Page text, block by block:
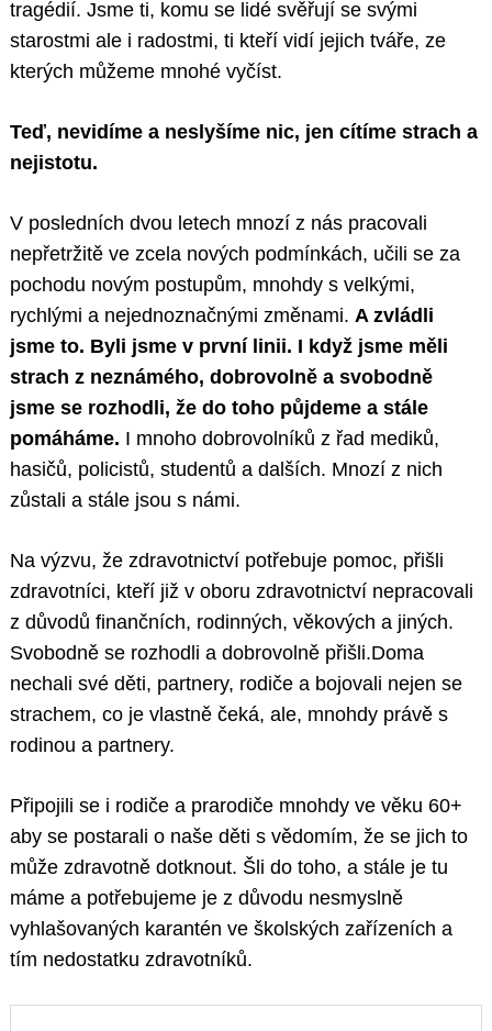
tragédií. Jsme ti, komu se lidé svěřují se svými
starostmi ale i radostmi, ti kteří vidí jejich tváře, ze
kterých můžeme mnohé vyčíst.
Teď, nevidíme a neslyšíme nic, jen cítíme strach a
nejistotu.
V posledních dvou letech mnozí z nás pracovali
nepřetržitě ve zcela nových podmínkách, učili se za
pochodu novým postupům, mnohdy s velkými,
rychlými a nejednoznačnými změnami. A zvládli
jsme to. Byli jsme v první linii. I když jsme měli
strach z neznámého, dobrovolně a svobodně
jsme se rozhodli, že do toho půjdeme a stále
pomáháme. I mnoho dobrovolníků z řad mediků,
hasičů, policistů, studentů a dalších. Mnozí z nich
zůstali a stále jsou s námi.
Na výzvu, že zdravotnictví potřebuje pomoc, přišli
zdravotníci, kteří již v oboru zdravotnictví nepracovali
z důvodů finančních, rodinných, věkových a jiných.
Svobodně se rozhodli a dobrovolně přišli.Doma
nechali své děti, partnery, rodiče a bojovali nejen se
strachem, co je vlastně čeká, ale, mnohdy právě s
rodinou a partnery.
Připojili se i rodiče a prarodiče mnohdy ve věku 60+
aby se postarali o naše děti s vědomím, že se jich to
může zdravotně dotknout. Šli do toho, a stále je tu
máme a potřebujeme je z důvodu nesmyslně
vyhlašovaných karantén ve školských zařízeních a
tím nedostatku zdravotníků.